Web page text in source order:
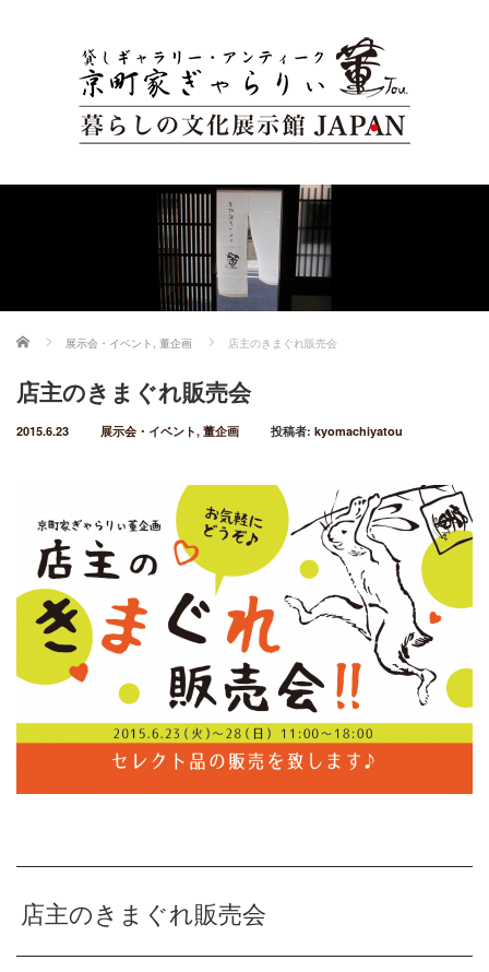
ホーム 展示会・イベント , 董企画 店主のきまぐれ販売会
店主のきまぐれ販売会
2015.6.23 展示会・イベント, 董企画 投稿者: kyomachiyatou
店主のきまぐれ販売会